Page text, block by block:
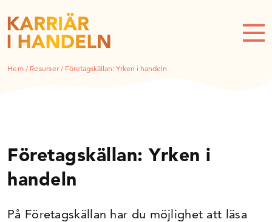
Hem/ Resurser / Företagskällan: Yrken i handeln
Företagskällan: Yrken i
handeln
På Företagskällan har du möjlighet att läsa